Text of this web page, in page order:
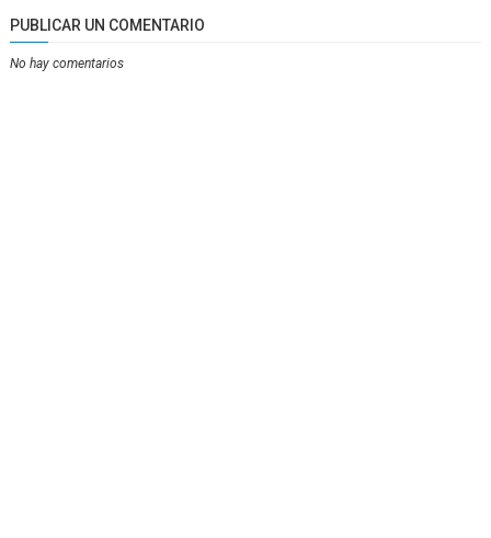
PUBLICAR UN COMENTARIO
No hay comentarios